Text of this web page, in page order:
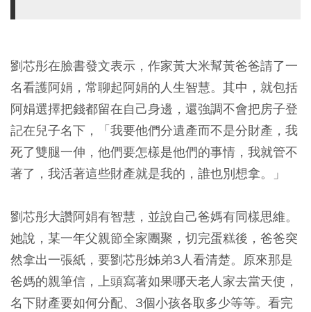
劉芯彤在臉書發文表示，作家黃大米幫黃爸爸請了一
名看護阿娟，常聊起阿娟的人生智慧。其中，就包括
阿娟選擇把錢都留在自己身邊，還強調不會把房子登
記在兒子名下，
「我要他們分遺產而不是分財產，我
死了雙腿一伸，他們要怎樣是他們的事情，我就管不
著了，我活著這些財產就是我的，誰也別想拿。」
劉芯彤大讚阿娟有智慧，並說自己爸媽有同樣思維。
她說，某一年父親節全家團聚，切完蛋糕後，爸爸突
然拿出一張紙，要劉芯彤姊弟3人看清楚。原來那是
爸媽的親筆信，上頭寫著如果哪天老人家去當天使，
名下財產要如何分配、3個小孩各取多少等等。看完